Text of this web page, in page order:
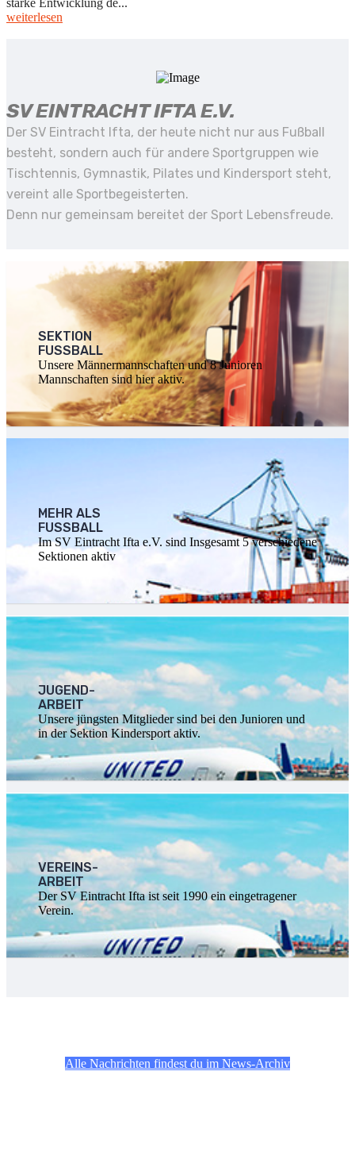
weiterlesen
SV EINTRACHT IFTA E.V.
Der SV Eintracht Ifta, der heute nicht nur aus Fußball
besteht, sondern auch für andere Sportgruppen wie
Tischtennis, Gymnastik, Pilates und Kindersport steht,
vereint alle Sportbegeisterten.
Denn nur gemeinsam bereitet der Sport Lebensfreude.
SEKTION
FUSSBALL
Unsere Männermannschaften und 8 Junioren
Mannschaften sind hier aktiv.
MEHR ALS
FUSSBALL
Im SV Eintracht Ifta e.V. sind Insgesamt 5 verschiedene
Sektionen aktiv
JUGEND-
ARBEIT
Unsere jüngsten Mitglieder sind bei den Junioren und
in der Sektion Kindersport aktiv.
VEREINS-
ARBEIT
Der SV Eintracht Ifta ist seit 1990 ein eingetragener
Verein.
Alle Nachrichten findest du im News-Archiv